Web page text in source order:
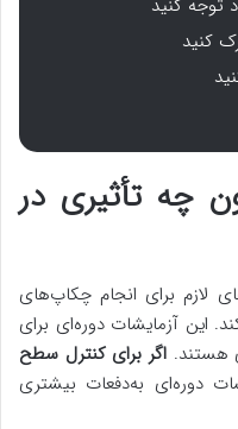
توجه کنید
کنید
چه تأثیری در
لازم برای انجام چکاپ‌های
این آزمایشات دوره‌ای برای
هستند.اگر برای کنترل سطح
دوره‌ای به‌دفعات بیشتری